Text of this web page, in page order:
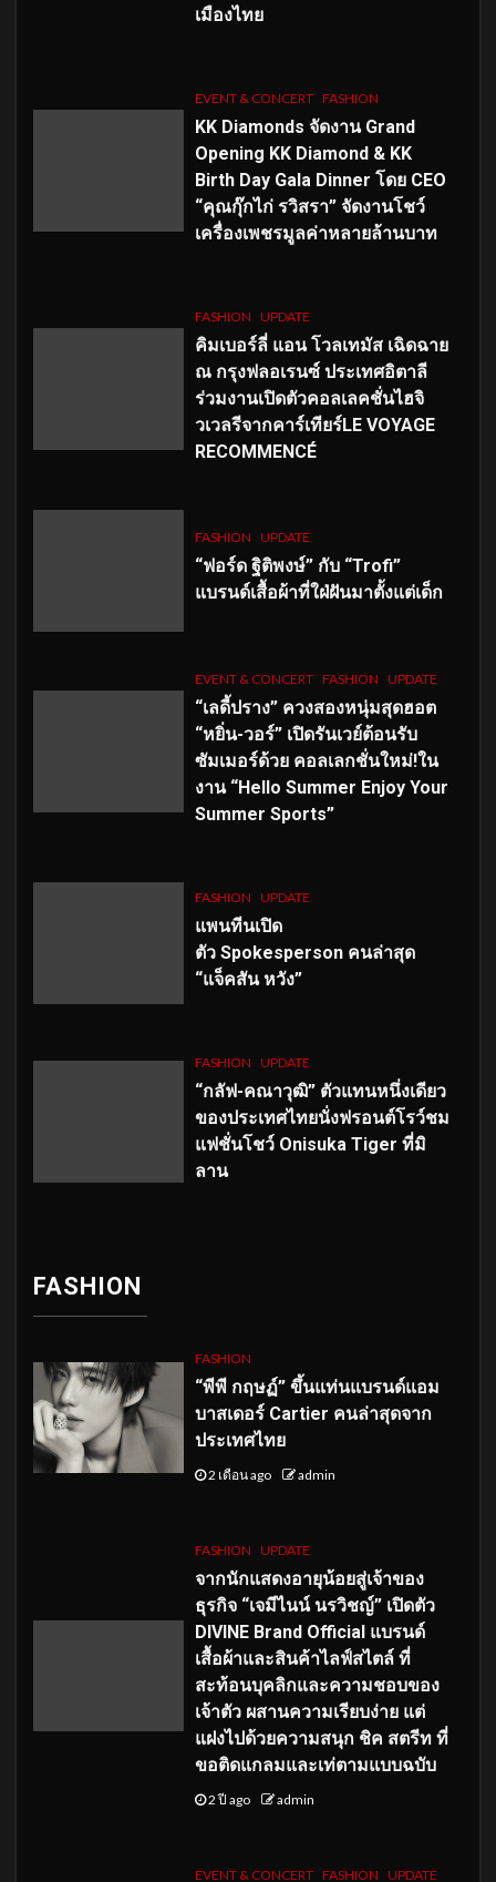
เมืองไทย
EVENT & CONCERT FASHION
KK Diamonds จัดงาน Grand
Opening KK Diamond & KK
Birth Day Gala Dinner โดย CEO
“คุณกุ๊กไก่ รวิสรา” จัดงานโชว์
เครื่องเพชรมูลค่าหลายล้านบาท
FASHION UPDATE
คิมเบอร์ลี่ แอน โวลเทมัส เฉิดฉาย
ณ กรุงฟลอเรนซ์ ประเทศอิตาลี
ร่วมงานเปิดตัวคอลเลคชั่นไฮจิ
วเวลรีจากคาร์เทียร์LE VOYAGE
RECOMMENCÉ
FASHION UPDATE
“ฟอร์ด ฐิติพงษ์” กับ “Trofi”
แบรนด์เสื้อผ้าที่ใฝ่ฝันมาตั้งแต่เด็ก
EVENT & CONCERT FASHION UPDATE
“เลดี้ปราง” ควงสองหนุ่มสุดฮอต
“หยิ่น-วอร์” เปิดรันเวย์ต้อนรับ
ซัมเมอร์ด้วย คอลเลกชั่นใหม่!ใน
งาน “Hello Summer Enjoy Your
Summer Sports”
FASHION UPDATE
แพนทีนเปิด
ตัว Spokesperson คนล่าสุด
“แจ็คสัน หวัง”
FASHION UPDATE
“กลัฟ-คณาวุฒิ” ตัวแทนหนึ่งเดียว
ของประเทศไทยนั่งฟรอนต์โรว์ชม
แฟชั่นโชว์ Onisuka Tiger ที่มิ
ลาน
FASHION
FASHION
“พีพี กฤษฏ์” ขึ้นแท่นแบรนด์แอม
บาสเดอร์ Cartier คนล่าสุดจาก
ประเทศไทย
2 เดือน ago admin
FASHION UPDATE
จากนักแสดงอายุน้อยสู่เจ้าของ
ธุรกิจ “เจมีไนน์ นรวิชญ์” เปิดตัว
DIVINE Brand Official แบรนด์
เสื้อผ้าและสินค้าไลฟ์สไตล์ ที่
สะท้อนบุคลิกและความชอบของ
เจ้าตัว ผสานความเรียบง่าย แต่
แฝงไปด้วยความสนุก ชิค สตรีท ที่
ขอติดแกลมและเท่ตามแบบฉบับ
2 ปี ago admin
EVENT & CONCERT FASHION UPDATE